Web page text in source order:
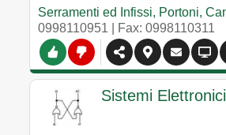
Serramenti ed Infissi, Portoni,
0998110951 | Fax: 0998110311
Sistemi